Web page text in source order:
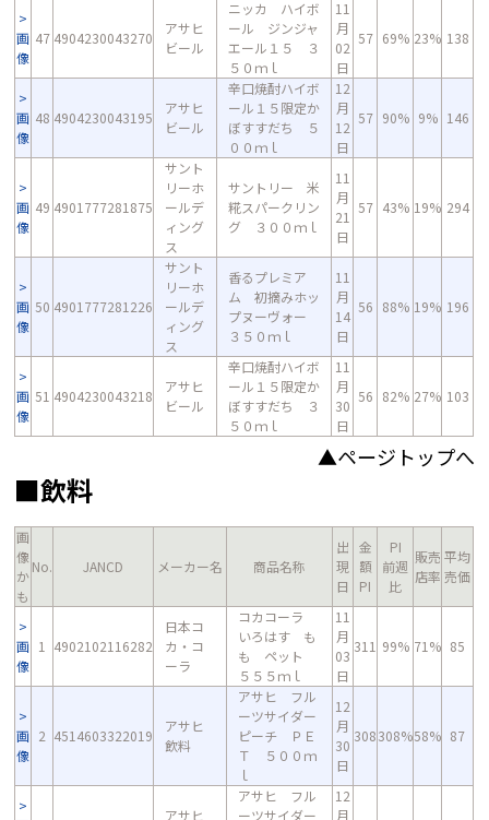
画
像
47 4904230043270
アサヒ
ビール
ニッカ ハイボ
ール ジンジャ
エール１５ ３
５０ｍｌ
11
月
02
日
57 69% 23% 138
画
像
48 4904230043195
アサヒ
ビール
辛口焼酎ハイボ
ール１５限定か
ぼすすだち ５
００ｍｌ
12
月
12
日
57 90% 9% 146
画
像
49 4901777281875
サント
リーホ
ールデ
ィング
ス
サントリー 米
糀スパークリン
グ ３００ｍｌ
11
月
21
日
57 43% 19% 294
画
像
50 4901777281226
サント
リーホ
ールデ
ィング
ス
香るプレミア
ム 初摘みホッ
プヌーヴォー
３５０ｍｌ
11
月
14
日
56 88% 19% 196
画
像
51 4904230043218
アサヒ
ビール
辛口焼酎ハイボ
ール１５限定か
ぼすすだち ３
５０ｍｌ
11
月
30
日
56 82% 27% 103
▲ページトップへ
■飲料
画
像
か
も
No. JANCD メーカー名 商品名称
出
現
日
金
額
PI
PI
前週
比
販売
店率
平均
売価
画
像
1 4902102116282
日本コ
カ・コ
ーラ
コカコーラ
いろはす も
も ペット
５５５ｍｌ
11
月
03
日
311 99% 71% 85
画
像
2 4514603322019
アサヒ
飲料
アサヒ フル
ーツサイダー
ピーチ ＰＥ
Ｔ ５００ｍ
ｌ
12
月
30
日
308308%58% 87
アサヒ
アサヒ フル
ーツサイダー
12
月